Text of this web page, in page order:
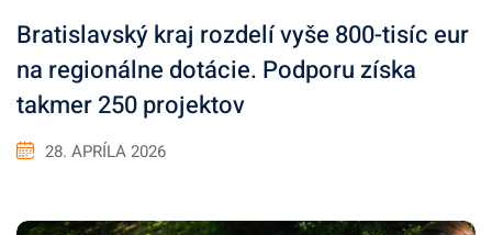
Bratislavský kraj rozdelí vyše 800-tisíc eur
na regionálne dotácie. Podporu získa
takmer 250 projektov
28. APRÍLA 2026